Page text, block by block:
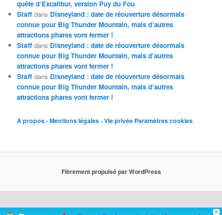
quête d’Excalibur, version Puy du Fou
Staff dans Disneyland : date de réouverture désormais
connue pour Big Thunder Mountain, mais d’autres
attractions phares vont fermer !
Staff dans Disneyland : date de réouverture désormais
connue pour Big Thunder Mountain, mais d’autres
attractions phares vont fermer !
Staff dans Disneyland : date de réouverture désormais
connue pour Big Thunder Mountain, mais d’autres
attractions phares vont fermer !
A propos - Mentions légales - Vie privée Paramètres cookies
Fièrement propulsé par WordPress
X